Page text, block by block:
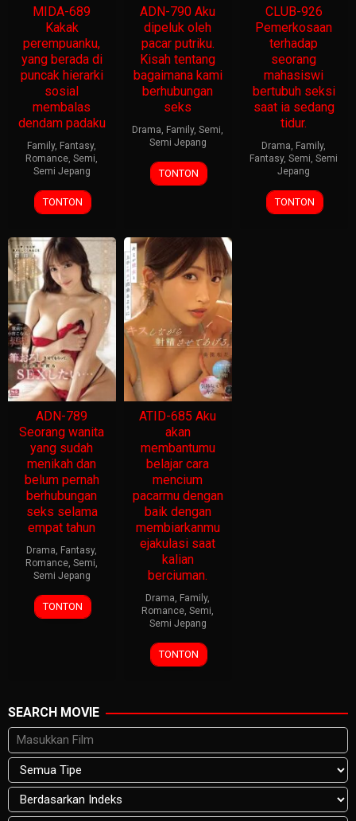
MIDA-689
Kakak
perempuanku,
yang berada di
puncak hierarki
sosial
membalas
dendam padaku
Family, Fantasy,
Romance,Semi,
Semi Jepang
TONTON
ADN-790 Aku
dipeluk oleh
pacar putriku.
Kisah tentang
bagaimana kami
berhubungan
seks
Drama, Family,Semi,
Semi Jepang
TONTON
CLUB-926
Pemerkosaan
terhadap
seorang
mahasiswi
bertubuh seksi
saat ia sedang
tidur.
Drama, Family,
Fantasy,Semi,Semi
Jepang
TONTON
ADN-789
Seorang wanita
yang sudah
menikah dan
belum pernah
berhubungan
seks selama
empat tahun
Drama, Fantasy,
Romance,Semi,
Semi Jepang
TONTON
ATID-685 Aku
akan
membantumu
belajar cara
mencium
pacarmu dengan
baik dengan
membiarkanmu
ejakulasi saat
kalian
berciuman.
Drama, Family,
Romance,Semi,
Semi Jepang
TONTON
SEARCH MOVIE